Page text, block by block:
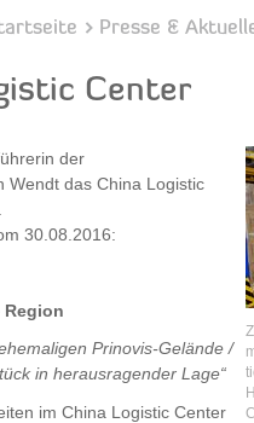
Presse &
Center
der
Wendt das China Logistic
30.08.2016:
Prinovis-Gelände /
in herausragender Lage“
im China Logistic Center